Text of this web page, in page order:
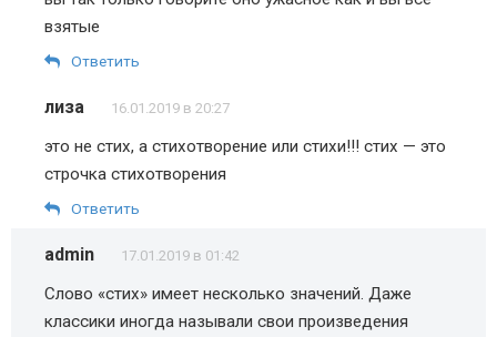
взятые
Ответить
лиза 16.01.2019 в 20:27
это не стих, а стихотворение или стихи!!! стих — это
строчка стихотворения
Ответить
admin 17.01.2019 в 01:42
Слово «стих» имеет несколько значений. Даже
классики иногда называли свои произведения